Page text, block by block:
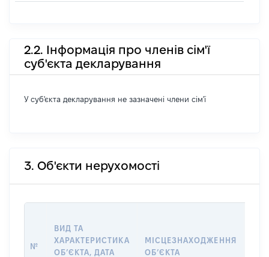
2.2. Інформація про членів сім'ї
суб'єкта декларування
У суб'єкта декларування не зазначені члени сім'ї
3. Об'єкти нерухомості
№
ВИД ТА
ХАРАКТЕРИСТИКА
ОБʼЄКТА, ДАТА
МІСЦЕЗНАХОДЖЕННЯ
ОБʼЄКТА